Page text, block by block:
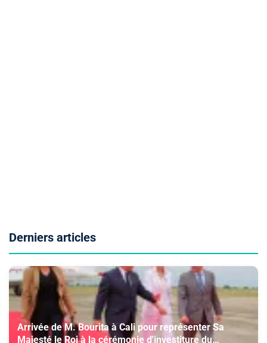
Derniers articles
Arrivée de M. Bourita à Cali pour représenter Sa
Majesté le Roi à la cérémonie d'investiture du